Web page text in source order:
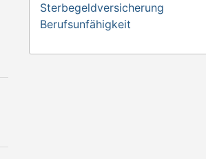
Sterbegeldversicherung
Berufsunfähigkeit